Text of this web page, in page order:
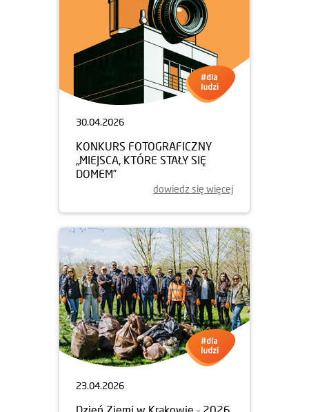
30.04.2026
KONKURS FOTOGRAFICZNY
„MIEJSCA, KTÓRE STAŁY SIĘ
DOMEM”
dowiedz się więcej
23.04.2026